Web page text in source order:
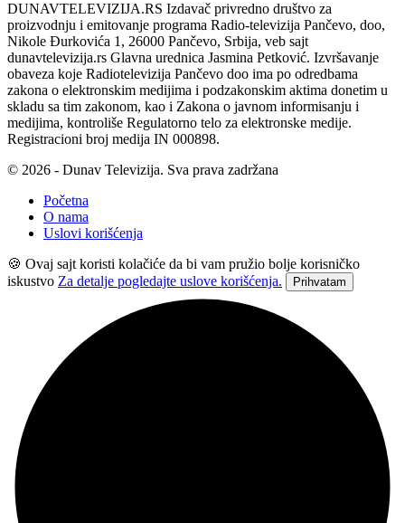
DUNAVTELEVIZIJA.RS Izdavač privredno društvo za
proizvodnju i emitovanje programa Radio-televizija Pančevo, doo,
Nikole Đurkovića 1, 26000 Pančevo, Srbija, veb sajt
dunavtelevizija.rs Glavna urednica Jasmina Petković. Izvršavanje
obaveza koje Radiotelevizija Pančevo doo ima po odredbama
zakona o elektronskim medijima i podzakonskim aktima donetim u
skladu sa tim zakonom, kao i Zakona o javnom informisanju i
medijima, kontroliše Regulatorno telo za elektronske medije.
Registracioni broj medija IN 000898.
© 2026 - Dunav Televizija. Sva prava zadržana
Početna
O nama
Uslovi korišćenja
🍪 Ovaj sajt koristi kolačiće da bi vam pružio bolje korisničko
iskustvo Za detalje pogledajte uslove korišćenja. Prihvatam